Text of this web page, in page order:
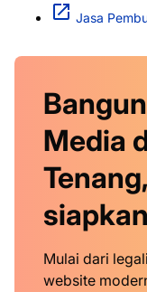
Jasa
Media
Mulai dari
website